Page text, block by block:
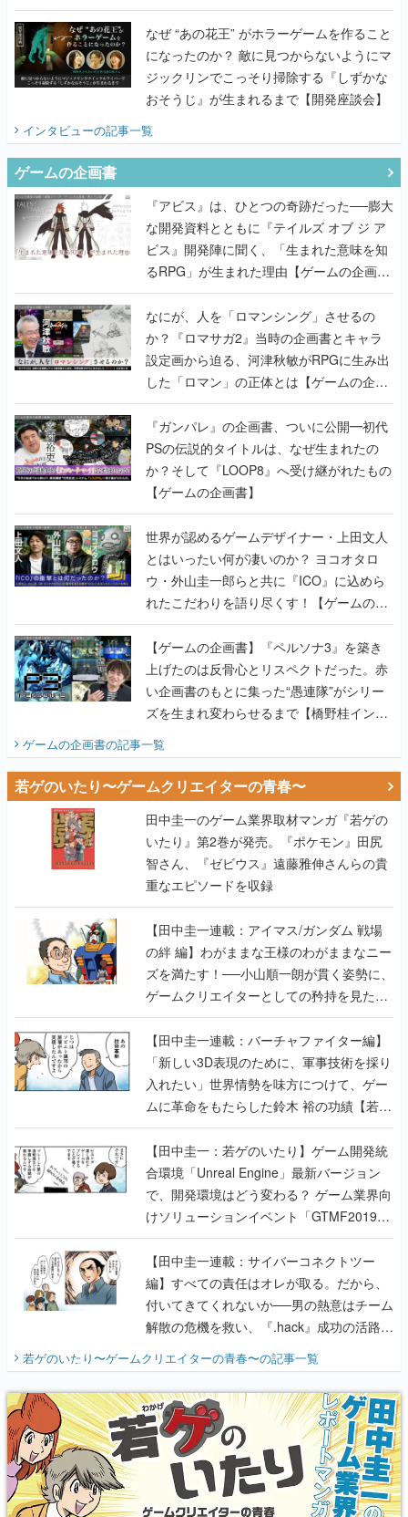
てみた
なぜ “あの花王” がホラーゲームを作ること
になったのか？ 敵に見つからないようにマ
ジックリンでこっそり掃除する『しずかな
おそうじ』が生まれるまで【開発座談会】
インタビューの記事一覧
ゲームの企画書
『アビス』は、ひとつの奇跡だった──膨大
な開発資料とともに『テイルズ オブ ジ ア
ビス』開発陣に聞く、「生まれた意味を知
るRPG」が生まれた理由【ゲームの企画
書】
なにが、人を「ロマンシング」させるの
か？『ロマサガ2』当時の企画書とキャラ
設定画から迫る、河津秋敏がRPGに生み出
した「ロマン」の正体とは【ゲームの企画
書】
『ガンパレ』の企画書、ついに公開━初代
PSの伝説的タイトルは、なぜ生まれたの
か？そして『LOOP8』へ受け継がれたもの
【ゲームの企画書】
世界が認めるゲームデザイナー・上田文人
とはいったい何が凄いのか？ ヨコオタロ
ウ・外山圭一郎らと共に『ICO』に込めら
れたこだわりを語り尽くす！【ゲームの企
画書】
【ゲームの企画書】『ペルソナ3』を築き
上げたのは反骨心とリスペクトだった。赤
い企画書のもとに集った“愚連隊”がシリー
ズを生まれ変わらせるまで【橋野桂インタ
ゲームの企画書の記事一覧
若ゲのいたり〜ゲームクリエイターの青春〜
田中圭一のゲーム業界取材マンガ『若ゲの
いたり』第2巻が発売。『ポケモン』田尻
智さん、『ゼビウス』遠藤雅伸さんらの貴
重なエピソードを収録
【田中圭一連載：アイマス/ガンダム 戦場
の絆 編】わがままな王様のわがままなニー
ズを満たす！──小山順一朗が貫く姿勢に、
ゲームクリエイターとしての矜持を見た
【若ゲのいたり最終回】
【田中圭一連載：バーチャファイター編】
「新しい3D表現のために、軍事技術を採り
入れたい」世界情勢を味方につけて、ゲー
ムに革命をもたらした鈴木 裕の功績【若ゲ
のいたり】
【田中圭一：若ゲのいたり】ゲーム開発統
合環境「Unreal Engine」最新バージョン
で、開発環境はどう変わる？ ゲーム業界向
けソリューションイベント「GTMF2019」
に行って、より理解を深めよう【PR】
【田中圭一連載：サイバーコネクトツー
編】すべての責任はオレが取る。だから、
付いてきてくれないか──男の熱意はチーム
解散の危機を救い、『.hack』成功の活路を
『少年ジャンプ』色だった【若ゲのいた
り】
若ゲのいたり〜ゲームクリエイターの青春〜の記事一覧